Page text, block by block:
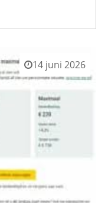
14 juni 2026